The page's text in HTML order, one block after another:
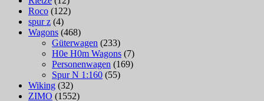
Roco (122)
spur z (4)
Wagons (468)
Güterwagen (233)
H0e H0m Wagons (7)
Personenwagen (169)
Spur N 1:160 (55)
Wiking (32)
ZIMO (1552)